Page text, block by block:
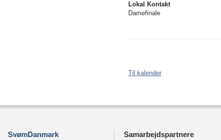
Lokal Kontakt
Damefinale
Til kalender
SvømDanmark Samarbejdspartnere